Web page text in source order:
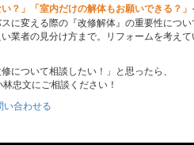
？」「室内だけの解体もお願いできる？」
に変える際の『改修解体』の重要性につ
業者の見分け方まで。リフォームを考
について相談したい！」と思ったら、
忠文にご相談ください！
い合わせる